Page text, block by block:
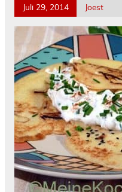
Juli 29, 2014 Joest